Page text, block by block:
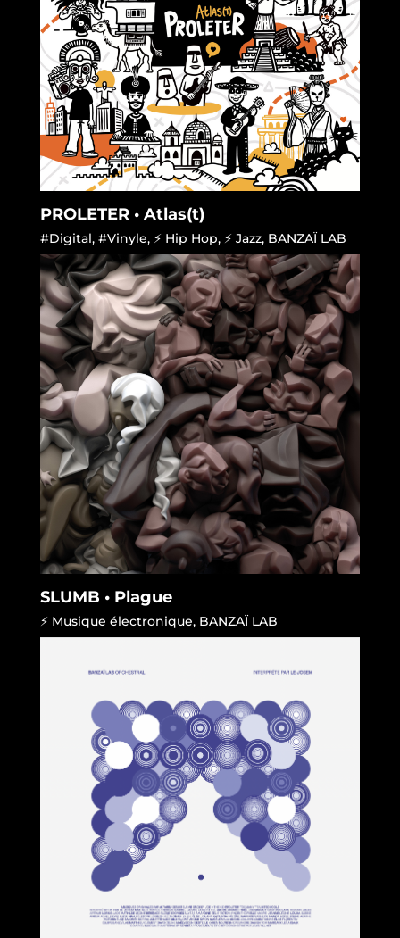
PROLETER • Atlas(t)
#Digital, #Vinyle, ⚡ Hip Hop, ⚡ Jazz, BANZAÏ LAB
SLUMB • Plague
⚡ Musique électronique, BANZAÏ LAB